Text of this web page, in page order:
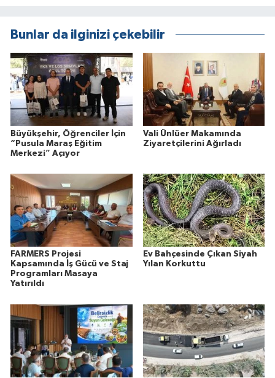
Bunlar da ilginizi çekebilir
Büyükşehir, Öğrenciler İçin
“Pusula Maraş Eğitim
Merkezi” Açıyor
Vali Ünlüer Makamında
Ziyaretçilerini Ağırladı
FARMERS Projesi
Kapsamında İş Gücü ve Staj
Programları Masaya
Yatırıldı
Ev Bahçesinde Çıkan Siyah
Yılan Korkuttu